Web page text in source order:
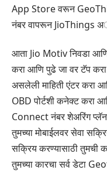
App Store वरून
नंबर वापरून JioThings
आता Jio Motiv निवडा
करा आणि पुढे जा वर टॅप
असलेली माहिती एंटर करा
OBD पोर्टशी कनेक्ट करा
Connect नंबर शेअरिंग
तुमच्या मोबाईलवर सेवा
सक्रिय करण्यासाठी तुमची
तुमच्या कारचा सर्व डेटा